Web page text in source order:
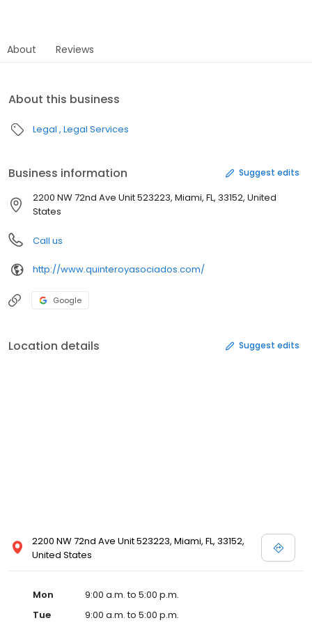
About Reviews
About this business
Legal Legal Services
Business information Suggest edits
2200 NW 72nd Ave Unit 523223, Miami, FL, 33152, United
States
Call us
http://www.quinteroyasociados.com/
Google
Location details Suggest edits
2200 NW 72nd Ave Unit 523223, Miami, FL, 33152,
United States
Mon
9:00 a.m. to 5:00 p.m.
Tue
9:00 a.m. to 5:00 p.m.